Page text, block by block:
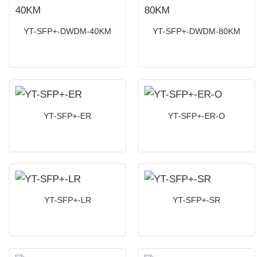
YT-SFP+-DWDM-40KM YT-SFP+-DWDM-80KM
YT-SFP+-ER YT-SFP+-ER-O
YT-SFP+-LR YT-SFP+-SR